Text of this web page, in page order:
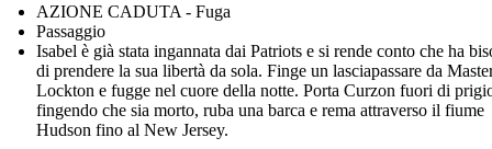
AZIONE CADUTA - Fuga
Passaggio
Isabel è già stata ingannata dai Patriots e si rende conto che ha
di prendere la sua libertà da sola. Finge un lasciapassare da
Lockton e fugge nel cuore della notte. Porta Curzon fuori di
fingendo che sia morto, ruba una barca e rema attraverso il fiume
Hudson fino al New Jersey.